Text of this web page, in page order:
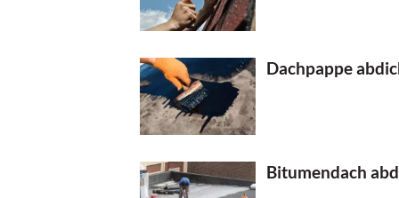
Dachpappe
Bitumendach